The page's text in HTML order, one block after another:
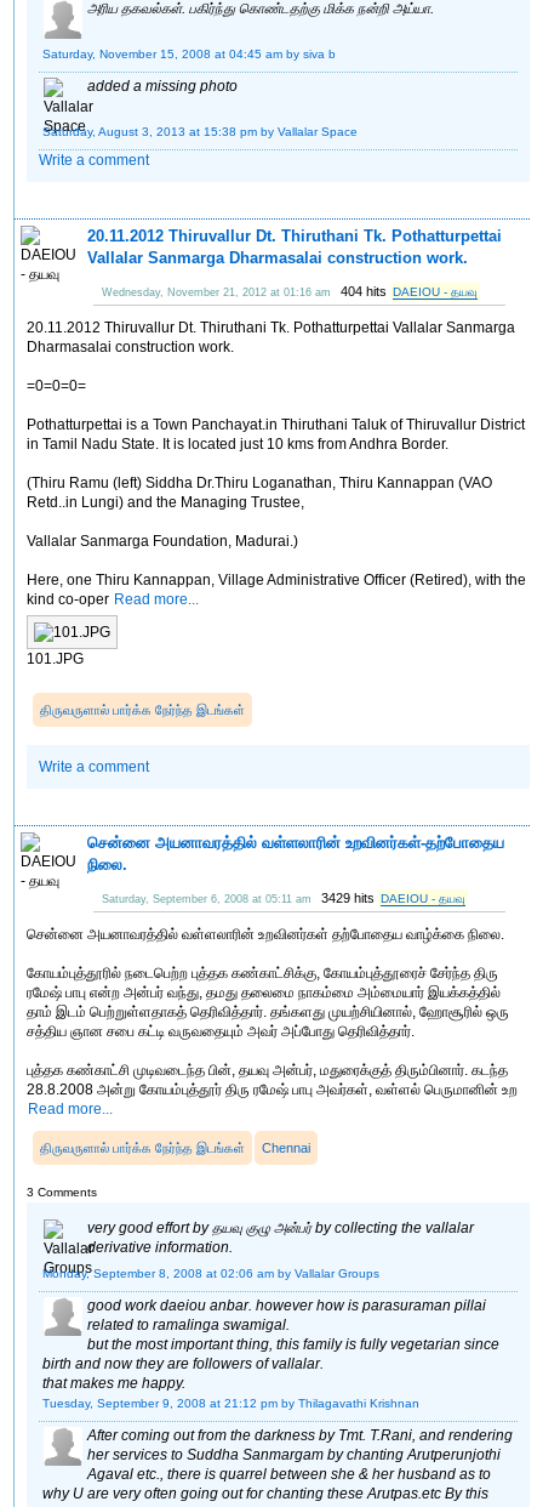
அரிய தகவல்கள். பகிர்ந்து கொண்டதற்கு மிக்க நன்றி அய்யா.
Saturday, November 15, 2008 at 04:45 am by siva b
added a missing photo
Saturday, August 3, 2013 at 15:38 pm by Vallalar Space
Write a comment
20.11.2012 Thiruvallur Dt. Thiruthani Tk. Pothatturpettai
Vallalar Sanmarga Dharmasalai construction work.
Wednesday, November 21, 2012 at 01:16 am 404 hits DAEIOU - தயவு
20.11.2012 Thiruvallur Dt. Thiruthani Tk. Pothatturpettai Vallalar Sanmarga
Dharmasalai construction work.
=0=0=0=
Pothatturpettai is a Town Panchayat.in Thiruthani Taluk of Thiruvallur District
in Tamil Nadu State. It is located just 10 kms from Andhra Border.
(Thiru Ramu (left) Siddha Dr.Thiru Loganathan, Thiru Kannappan (VAO
Retd..in Lungi) and the Managing Trustee,
Vallalar Sanmarga Foundation, Madurai.)
Here, one Thiru Kannappan, Village Administrative Officer (Retired), with the
kind co-oper Read more...
101.JPG
திருவருளால் பார்க்க நேர்ந்த இடங்கள்
Write a comment
சென்னை அயனாவரத்தில் வள்ளலாரின் உறவினர்கள்-தற்போதைய
நிலை.
Saturday, September 6, 2008 at 05:11 am 3429 hits DAEIOU - தயவு
சென்னை அயனாவரத்தில் வள்ளலாரின் உறவினர்கள் தற்போதைய வாழ்க்கை நிலை.
கோயம்புத்தூரில் நடைபெற்ற புத்தக கண்காட்சிக்கு, கோயம்புத்தூரைச் சேர்ந்த திரு
ரமேஷ் பாபு என்ற அன்பர் வந்து, தமது தலைமை நாகம்மை அம்மையார் இயக்கத்தில்
தாம் இடம் பெற்றுள்ளதாகத் தெரிவித்தார். தங்களது முயற்சியினால், ஹோசூரில் ஒரு
சத்திய ஞான சபை கட்டி வருவதையும் அவர் அப்போது தெரிவித்தார்.
புத்தக கண்காட்சி முடிவடைந்த பின், தயவு அன்பர், மதுரைக்குத் திரும்பினார். கடந்த
28.8.2008 அன்று கோயம்புத்தூர் திரு ரமேஷ் பாபு அவர்கள், வள்ளல் பெருமானின் உற
Read more...
திருவருளால் பார்க்க நேர்ந்த இடங்கள் Chennai
3 Comments
very good effort by தயவு குழு அன்பர் by collecting the vallalar
derivative information.
Monday, September 8, 2008 at 02:06 am by Vallalar Groups
good work daeiou anbar. however how is parasuraman pillai
related to ramalinga swamigal.
but the most important thing, this family is fully vegetarian since
birth and now they are followers of vallalar.
that makes me happy.
Tuesday, September 9, 2008 at 21:12 pm by Thilagavathi Krishnan
After coming out from the darkness by Tmt. T.Rani, and rendering
her services to Suddha Sanmargam by chanting Arutperunjothi
Agaval etc., there is quarrel between she & her husband as to
why U are very often going out for chanting these Arutpas.etc By this